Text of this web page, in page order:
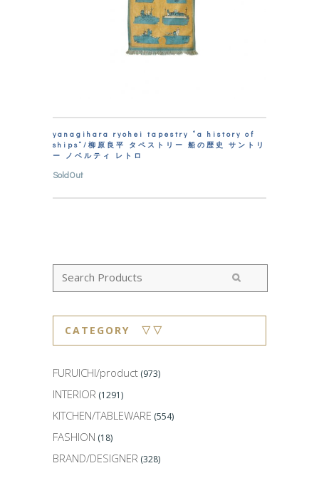
yanagihara ryohei tapestry “a history of
ships”/柳原良平 タペストリー 船の歴史 サントリ
ー ノベルティ レトロ
SoldOut
CATEGORY ▽▽
FURUICHI/product (973)
INTERIOR (1291)
KITCHEN/TABLEWARE (554)
FASHION (18)
BRAND/DESIGNER (328)